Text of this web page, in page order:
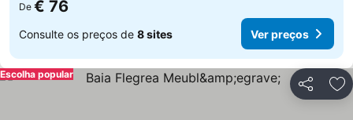
De € 76
Consulte os preços de 8 sites Ver preços
Partilhar
Escolha popular